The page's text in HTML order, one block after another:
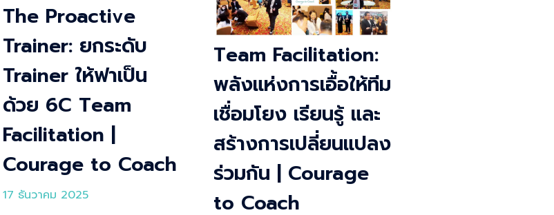
The Proactive
Trainer: ยกระดับ
Trainer ให้ฟาเป็น
ด้วย 6C Team
Facilitation |
Courage to Coach
17 ธันวาคม 2025
Team Facilitation:
พลังแห่งการเอื้อให้ทีม
เชื่อมโยง เรียนรู้ และ
สร้างการเปลี่ยนแปลง
ร่วมกัน | Courage
to Coach